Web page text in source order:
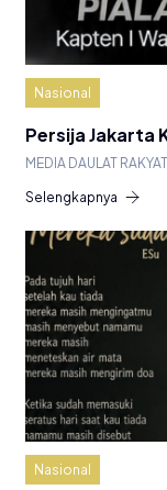
Nasional
Persija Jakarta
MEDIA DAULAT
Selengkapnya
Nasional